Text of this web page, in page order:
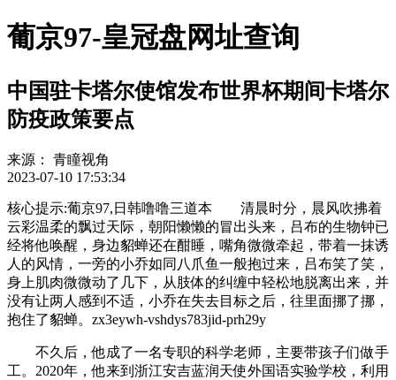
葡京97-皇冠盘网址查询
中国驻卡塔尔使馆发布世界杯期间卡塔尔
防疫政策要点
来源：
青瞳视角
2023-07-10 17:53:34
核心提示:葡京97,日韩噜噜三道本 清晨时分，晨风吹拂着
云彩温柔的飘过天际，朝阳懒懒的冒出头来，吕布的生物钟已
经将他唤醒，身边貂蝉还在酣睡，嘴角微微牵起，带着一抹诱
人的风情，一旁的小乔如同八爪鱼一般抱过来，吕布笑了笑，
身上肌肉微微动了几下，从肢体的纠缠中轻松地脱离出来，并
没有让两人感到不适，小乔在失去目标之后，往里面挪了挪，
抱住了貂蝉。zx3eywh-vshdys783jid-prh29y
不久后，他成了一名专职的科学老师，主要带孩子们做手
工。2020年，他来到浙江安吉蓝润天使外国语实验学校，利用